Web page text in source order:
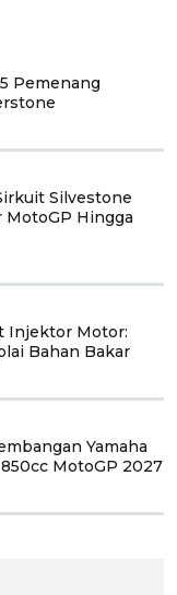
Pemenang
Silvestone
MotoGP Hingga
Injektor Motor:
Bahan Bakar
Yamaha
MotoGP 2027